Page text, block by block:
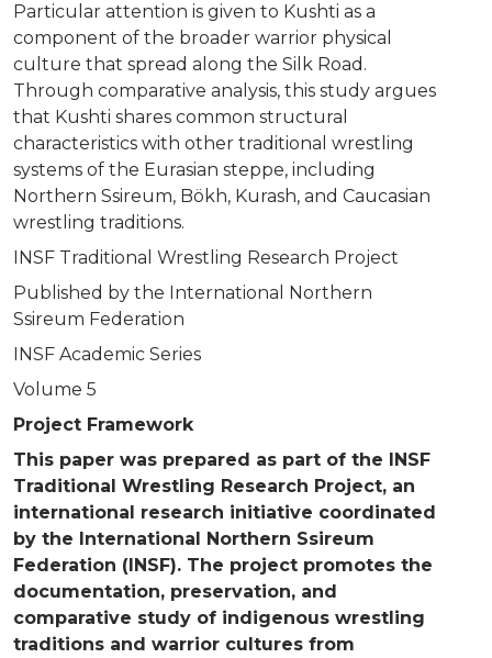
Particular attention is given to Kushti as a
component of the broader warrior physical
culture that spread along the Silk Road.
Through comparative analysis, this study argues
that Kushti shares common structural
characteristics with other traditional wrestling
systems of the Eurasian steppe, including
Northern Ssireum, Bökh, Kurash, and Caucasian
wrestling traditions.
INSF Traditional Wrestling Research Project
Published by the International Northern
Ssireum Federation
INSF Academic Series
Volume 5
Project Framework
This paper was prepared as part of the INSF
Traditional Wrestling Research Project, an
international research initiative coordinated
by the International Northern Ssireum
Federation (INSF). The project promotes the
documentation, preservation, and
comparative study of indigenous wrestling
traditions and warrior cultures from